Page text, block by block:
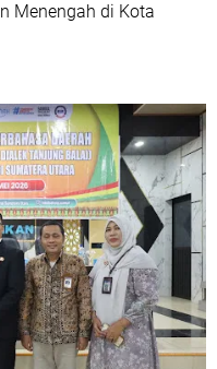
Menengah di Kota